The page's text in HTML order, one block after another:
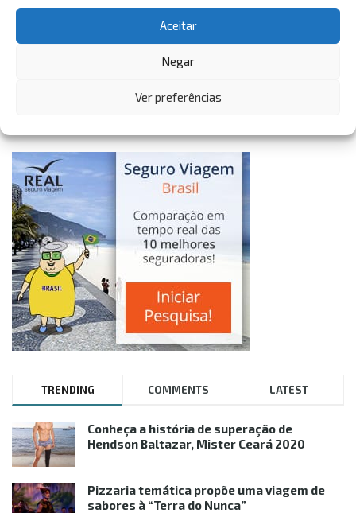
Aceitar
Negar
Ver preferências
TRENDING COMMENTS LATEST
Conheça a história de superação de
Hendson Baltazar, Mister Ceará 2020
Pizzaria temática propõe uma viagem de
sabores à “Terra do Nunca”